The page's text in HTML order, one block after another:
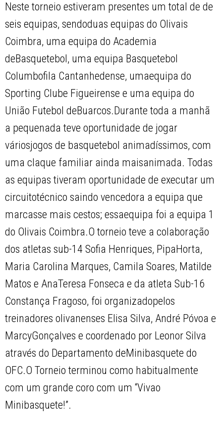
Neste torneio estiveram presentes um total de de
seis equipas, sendoduas equipas do Olivais
Coimbra, uma equipa do Academia
deBasquetebol, uma equipa Basquetebol
Columbofila Cantanhedense, umaequipa do
Sporting Clube Figueirense e uma equipa do
União Futebol deBuarcos.Durante toda a manhã
a pequenada teve oportunidade de jogar
váriosjogos de basquetebol animadíssimos, com
uma claque familiar ainda maisanimada. Todas
as equipas tiveram oportunidade de executar um
circuitotécnico saindo vencedora a equipa que
marcasse mais cestos; essaequipa foi a equipa 1
do Olivais Coimbra.O torneio teve a colaboração
dos atletas sub-14 Sofia Henriques, PipaHorta,
Maria Carolina Marques, Camila Soares, Matilde
Matos e AnaTeresa Fonseca e da atleta Sub-16
Constança Fragoso, foi organizadopelos
treinadores olivanenses Elisa Silva, André Póvoa e
MarcyGonçalves e coordenado por Leonor Silva
através do Departamento deMinibasquete do
OFC.O Torneio terminou como habitualmente
com um grande coro com um “Vivao
Minibasquete!”.